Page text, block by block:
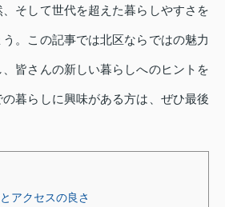
そして世代を超えた暮らしやすさを
。この記事では北区ならではの魅力
皆さんの新しい暮らしへのヒントを
暮らしに興味がある方は、ぜひ最後
アクセスの良さ